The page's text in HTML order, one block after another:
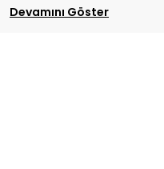
Devamını Göster